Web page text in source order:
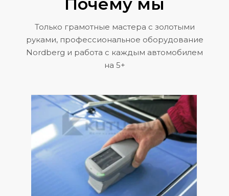
Почему мы
Только грамотные мастера с золотыми
руками, профессиональное оборудование
Nordberg и работа с каждым автомобилем
на 5+